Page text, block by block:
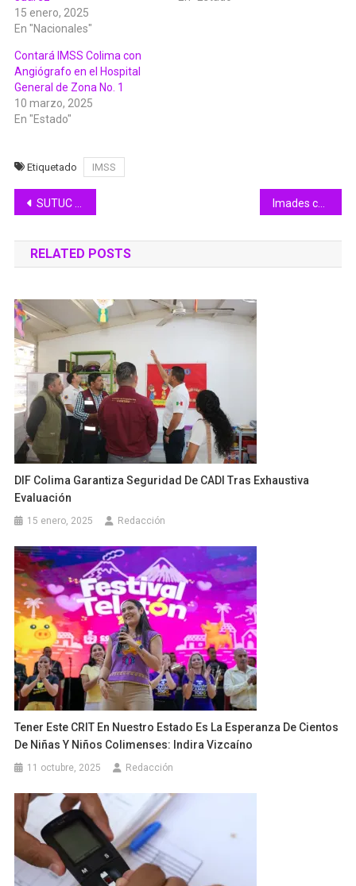
15 enero, 2025
En "Nacionales"
Contará IMSS Colima con
Angiógrafo en el Hospital
General de Zona No. 1
10 marzo, 2025
En "Estado"
Etiquetado IMSS
Navegación
de
entradas
SUTUC recibe Constancia de Legitimación del Contrato Colectivo de Trabajo Imades conmemorará el Día Mundial de la Tierra, en el tortugario de Cuyutlán
RELATED POSTS
DIF Colima Garantiza Seguridad De CADI Tras Exhaustiva
Evaluación
15 enero, 2025 Redacción
Tener Este CRIT En Nuestro Estado Es La Esperanza De Cientos
De Niñas Y Niños Colimenses: Indira Vizcaíno
11 octubre, 2025 Redacción